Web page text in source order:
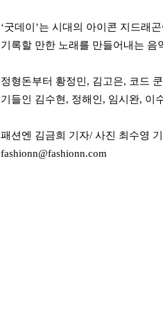
‘굿데이’는 시대의 아이콘 지드래
기록할 만한 노래를 만들어내는 음
정형돈부터 황정민, 김고은, 코드
기들인 김수현, 정해인, 임시완, 이
패션엔 김금희 기자/ 사진 최수영
fashionn@fashionn.com